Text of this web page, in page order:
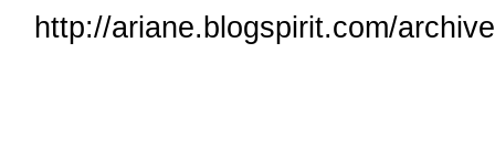
http://ariane.blogspirit.com/